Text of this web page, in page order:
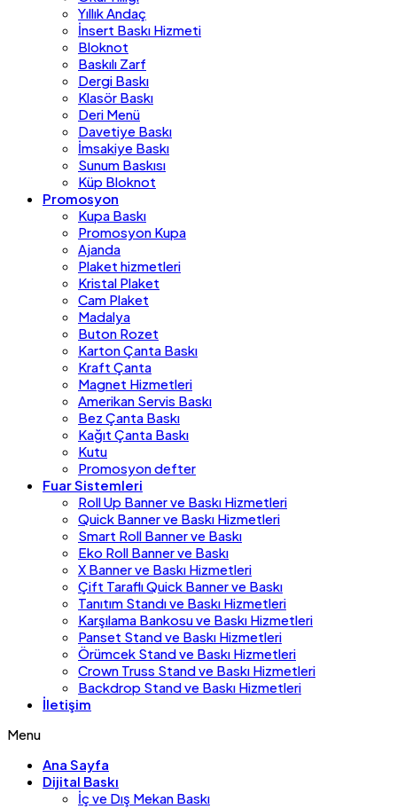
Yıllık Andaç
İnsert Baskı Hizmeti
Bloknot
Baskılı Zarf
Dergi Baskı
Klasör Baskı
Deri Menü
Davetiye Baskı
İmsakiye Baskı
Sunum Baskısı
Küp Bloknot
Promosyon
Kupa Baskı
Promosyon Kupa
Ajanda
Plaket hizmetleri
Kristal Plaket
Cam Plaket
Madalya
Buton Rozet
Karton Çanta Baskı
Kraft Çanta
Magnet Hizmetleri
Amerikan Servis Baskı
Bez Çanta Baskı
Kağıt Çanta Baskı
Kutu
Promosyon defter
Fuar Sistemleri
Roll Up Banner ve Baskı Hizmetleri
Quick Banner ve Baskı Hizmetleri
Smart Roll Banner ve Baskı
Eko Roll Banner ve Baskı
X Banner ve Baskı Hizmetleri
Çift Taraflı Quick Banner ve Baskı
Tanıtım Standı ve Baskı Hizmetleri
Karşılama Bankosu ve Baskı Hizmetleri
Panset Stand ve Baskı Hizmetleri
Örümcek Stand ve Baskı Hizmetleri
Crown Truss Stand ve Baskı Hizmetleri
Backdrop Stand ve Baskı Hizmetleri
İletişim
Menu
Ana Sayfa
Dijital Baskı
İç ve Dış Mekan Baskı